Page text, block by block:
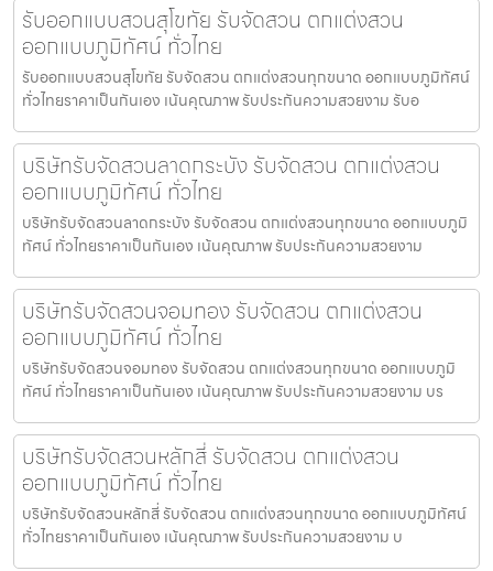
รับออกแบบสวนสุโขทัย รับจัดสวน ตกแต่งสวน
ออกแบบภูมิทัศน์ ทั่วไทย
รับออกแบบสวนสุโขทัย รับจัดสวน ตกแต่งสวนทุกขนาด ออกแบบภูมิทัศน์
ทั่วไทยราคาเป็นกันเอง เน้นคุณภาพ รับประกันความสวยงาม รับอ
บริษัทรับจัดสวนลาดกระบัง รับจัดสวน ตกแต่งสวน
ออกแบบภูมิทัศน์ ทั่วไทย
บริษัทรับจัดสวนลาดกระบัง รับจัดสวน ตกแต่งสวนทุกขนาด ออกแบบภูมิ
ทัศน์ ทั่วไทยราคาเป็นกันเอง เน้นคุณภาพ รับประกันความสวยงาม
บริษัทรับจัดสวนจอมทอง รับจัดสวน ตกแต่งสวน
ออกแบบภูมิทัศน์ ทั่วไทย
บริษัทรับจัดสวนจอมทอง รับจัดสวน ตกแต่งสวนทุกขนาด ออกแบบภูมิ
ทัศน์ ทั่วไทยราคาเป็นกันเอง เน้นคุณภาพ รับประกันความสวยงาม บร
บริษัทรับจัดสวนหลักสี่ รับจัดสวน ตกแต่งสวน
ออกแบบภูมิทัศน์ ทั่วไทย
บริษัทรับจัดสวนหลักสี่ รับจัดสวน ตกแต่งสวนทุกขนาด ออกแบบภูมิทัศน์
ทั่วไทยราคาเป็นกันเอง เน้นคุณภาพ รับประกันความสวยงาม บ